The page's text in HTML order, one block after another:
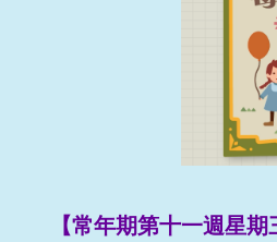
【常年期第十一週星期